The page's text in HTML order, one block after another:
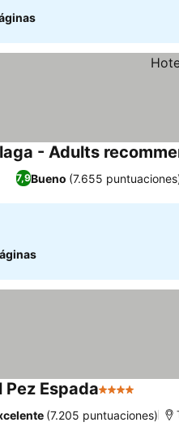
- Adults
7,9Bueno (7.655
Espada4 Estrellas
(7.205 puntuaciones)